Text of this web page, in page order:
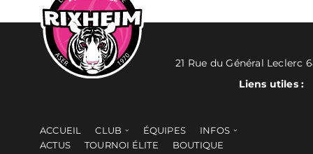
21 Rue du Général Leclerc
Liens utiles :
ACCUEIL CLUB ÉQUIPES
INFOS
ACTUS
TOURNOI ÉLITE BOUTIQUE